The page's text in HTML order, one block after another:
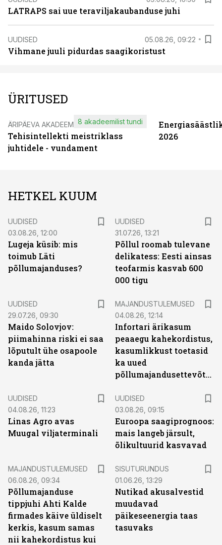
LATRAPS sai uue teraviljakaubanduse juhi
UUDISED 05.08.26, 09:22
Vihmane juuli pidurdas saagikoristust
ÜRITUSED
ÄRIPÄEVA AKADEEMIA
Tehisintellekti meistriklass
juhtidele - vundament
8 akadeemilist tundi
2026
HETKEL KUUM
UUDISED
03.08.26, 12:00
Lugeja küsib: mis
toimub Läti
põllumajanduses?
UUDISED
31.07.26, 13:21
Põllul roomab tulevane
delikatess: Eesti ainsas
teofarmis kasvab 600
000 tigu
UUDISED
29.07.26, 09:30
Maido Solovjov:
piimahinna riski ei saa
lõputult ühe osapoole
kanda jätta
MAJANDUSTULEMUSED
04.08.26, 12:14
Infortari ärikasum
peaaegu kahekordistus,
kasumlikkust toetasid
ka uued
põllumajandusettevõtted
UUDISED
04.08.26, 11:23
Linas Agro avas
Muugal viljaterminali
UUDISED
03.08.26, 09:15
Euroopa saagiprognoos:
mais langeb järsult,
õlikultuurid kasvavad
MAJANDUSTULEMUSED
06.08.26, 09:34
Põllumajanduse
tippjuhi Ahti Kalde
firmades käive üldiselt
kerkis, kasum samas
nii kahekordistus kui
SISUTURUNDUS
01.06.26, 13:29
Nutikad akusalvestid
muudavad
päikeseenergia taas
tasuvaks